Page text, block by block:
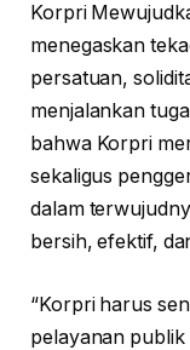
Korpri
menegaskan
persatuan,
menjalankan
bahwa Korpri
sekaligus
dalam
bersih, efektif,
“Korpri harus
pelayanan